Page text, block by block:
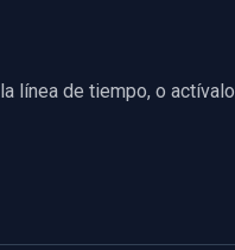
la línea de tiempo, o actívalo